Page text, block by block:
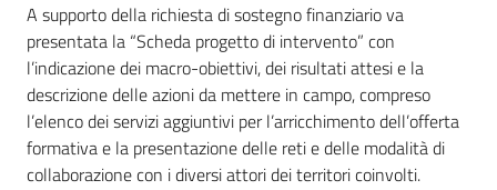
A supporto della richiesta di sostegno finanziario va
presentata la “Scheda progetto di intervento” con
l’indicazione dei macro-obiettivi, dei risultati attesi e la
descrizione delle azioni da mettere in campo, compreso
l’elenco dei servizi aggiuntivi per l’arricchimento dell’offerta
formativa e la presentazione delle reti e delle modalità di
collaborazione con i diversi attori dei territori coinvolti.